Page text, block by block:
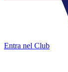
Entra nel Club